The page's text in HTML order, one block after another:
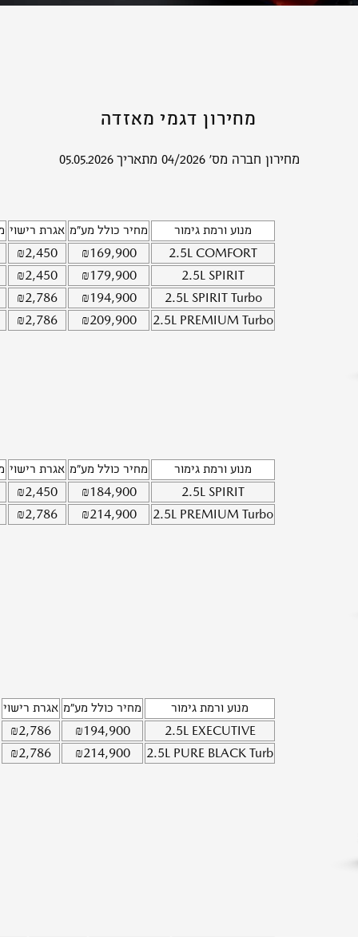
מחירון דגמי מאזדה
מחירון חברה מס' 04/2026 מתאריך 05.05.2026
מנוע ורמת גימור מחיר כולל מע"מ אגרת רישוי
2.5L COMFORT
₪169,900
₪2,450
2.5L SPIRIT
₪179,900
₪2,450
2.5L SPIRIT Turbo
₪194,900
₪2,786
2.5L PREMIUM Turbo
₪209,900
₪2,786
מנוע ורמת גימור מחיר כולל מע"מ אגרת רישוי
2.5L SPIRIT
₪184,900
₪2,450
2.5L PREMIUM Turbo
₪214,900
₪2,786
מנוע ורמת גימור מחיר כולל מע"מ אגרת רישוי
2.5L EXECUTIVE
₪194,900
₪2,786
2.5L PURE BLACK Turb
₪214,900
₪2,786